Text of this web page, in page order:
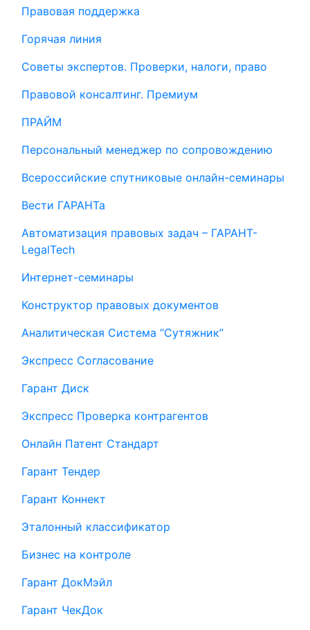
Правовая поддержка
Горячая линия
Советы экспертов. Проверки, налоги, право
Правовой консалтинг. Премиум
ПРАЙМ
Персональный менеджер по сопровождению
Всероссийские спутниковые онлайн-семинары
Вести ГАРАНТа
Автоматизация правовых задач – ГАРАНТ-
LegalTech
Интернет-семинары
Конструктор правовых документов
Аналитическая Система “Сутяжник”
Экспресс Согласование
Гарант Диск
Экспресс Проверка контрагентов
Онлайн Патент Стандарт
Гарант Тендер
Гарант Коннект
Эталонный классификатор
Бизнес на контроле
Гарант ДокМэйл
Гарант ЧекДок